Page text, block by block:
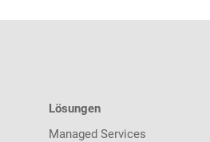
Lösungen
Managed Services